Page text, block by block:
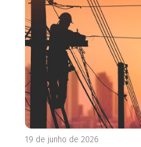
19 de junho de 2026